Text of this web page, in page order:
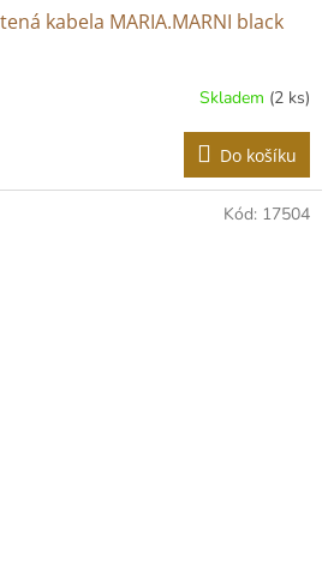
kabela MARIA.MARNI black
Skladem (2 ks)
Do košíku
Kód: 17504